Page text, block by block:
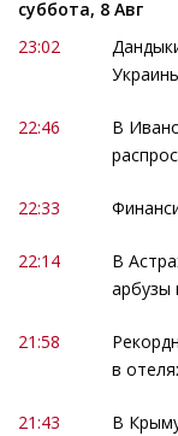
суббота, 8 Авг
23:02
22:46
В
22:33
22:14
В
арбузы
21:58
в
21:43
В